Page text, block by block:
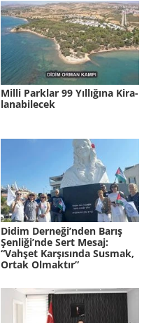
Milli Park­lar 99 Yıl­lı­ğı­na Ki­ra­
la­na­bi­lecek
Didim Derneği’nden Barış
Şenliği’nde Sert Mesaj:
“Vahşet Karşısında Susmak,
Ortak Olmaktır”